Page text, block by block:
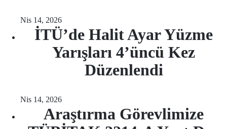
Nis 14, 2026
İTÜ’de Halit Ayar Yüzme
Yarışları 4’üncü Kez
Düzenlendi
Nis 14, 2026
Araştırma Görevlimize